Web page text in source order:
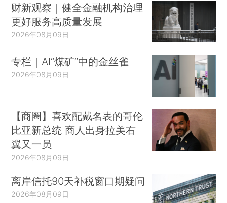
财新观察｜健全金融机构治理
更好服务高质量发展
2026年08月09日
专栏｜AI“煤矿”中的金丝雀
2026年08月09日
【商圈】喜欢配戴名表的哥伦
比亚新总统 商人出身拉美右
翼又一员
2026年08月09日
离岸信托90天补税窗口期疑问
2026年08月09日